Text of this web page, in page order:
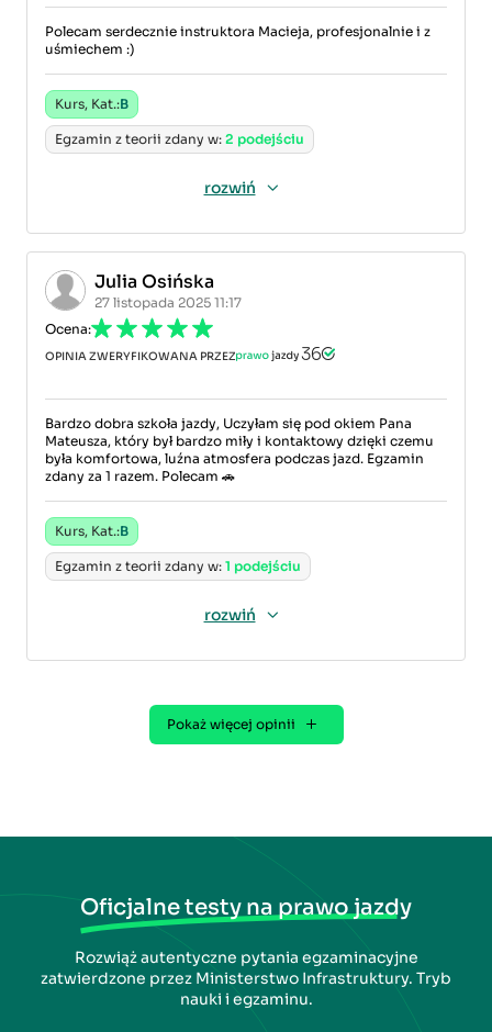
Polecam serdecznie instruktora Macieja, profesjonalnie i z
uśmiechem :)
Kurs, Kat.:B
Egzamin z teorii zdany w: 2 podejściu
rozwiń
Julia Osińska
27 listopada 2025 11:17
Ocena:
OPINIA ZWERYFIKOWANA PRZEZ
Bardzo dobra szkoła jazdy, Uczyłam się pod okiem Pana
Mateusza, który był bardzo miły i kontaktowy dzięki czemu
była komfortowa, luźna atmosfera podczas jazd. Egzamin
zdany za 1 razem. Polecam 🚗
Kurs, Kat.:B
Egzamin z teorii zdany w: 1 podejściu
rozwiń
Pokaż więcej opinii
Oficjalne testy na prawo jazdy
Rozwiąż autentyczne pytania egzaminacyjne
zatwierdzone przez Ministerstwo Infrastruktury. Tryb
nauki i egzaminu.